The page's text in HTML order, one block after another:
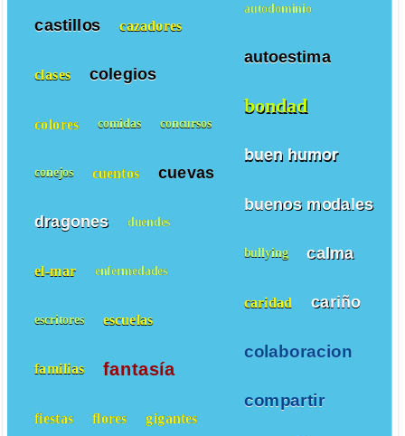
autodominio
autoestima
bondad
buen humor
buenos modales
bullying calma
caridad cariño
colaboracion
compartir
castillos cazadores
clases colegios
colores comidas concursos
conejos cuentos cuevas
dragones duendes
el-mar enfermedades
escritores escuelas
familias fantasía
fiestas flores gigantes